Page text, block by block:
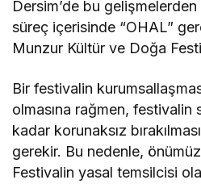
Dersim’de bu gelişmelerden
süreç içerisinde “OHAL”
Munzur Kültür ve Doğa
Bir festivalin
olmasına rağmen, festivalin
kadar korunaksız
gerekir. Bu nedenle,
Festivalin yasal temsilcisi